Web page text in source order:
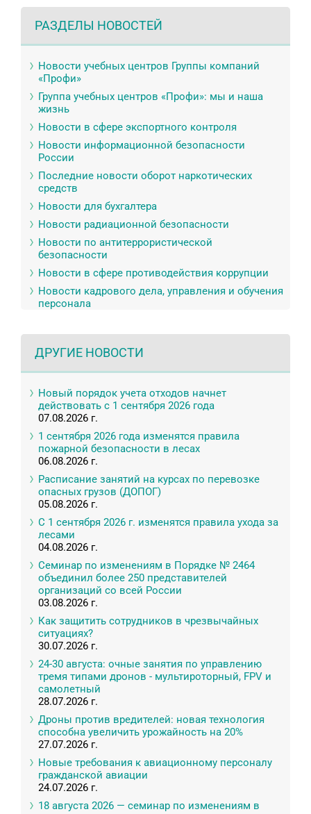
РАЗДЕЛЫ НОВОСТЕЙ
Новости учебных центров Группы компаний
«Профи»
Группа учебных центров «Профи»: мы и наша
жизнь
Новости в сфере экспортного контроля
Новости информационной безопасности
России
Последние новости оборот наркотических
средств
Новости для бухгалтера
Новости радиационной безопасности
Новости по антитеррористической
безопасности
Новости в сфере противодействия коррупции
Новости кадрового дела, управления и обучения
персонала
ДРУГИЕ НОВОСТИ
Новый порядок учета отходов начнет
действовать с 1 сентября 2026 года
07.08.2026 г.
1 сентября 2026 года изменятся правила
пожарной безопасности в лесах
06.08.2026 г.
Расписание занятий на курсах по перевозке
опасных грузов (ДОПОГ)
05.08.2026 г.
С 1 сентября 2026 г. изменятся правила ухода за
лесами
04.08.2026 г.
Семинар по изменениям в Порядке № 2464
объединил более 250 представителей
организаций со всей России
03.08.2026 г.
Как защитить сотрудников в чрезвычайных
ситуациях?
30.07.2026 г.
24-30 августа: очные занятия по управлению
тремя типами дронов - мультироторный, FPV и
самолетный
28.07.2026 г.
Дроны против вредителей: новая технология
способна увеличить урожайность на 20%
27.07.2026 г.
Новые требования к авиационному персоналу
гражданской авиации
24.07.2026 г.
18 августа 2026 — семинар по изменениям в